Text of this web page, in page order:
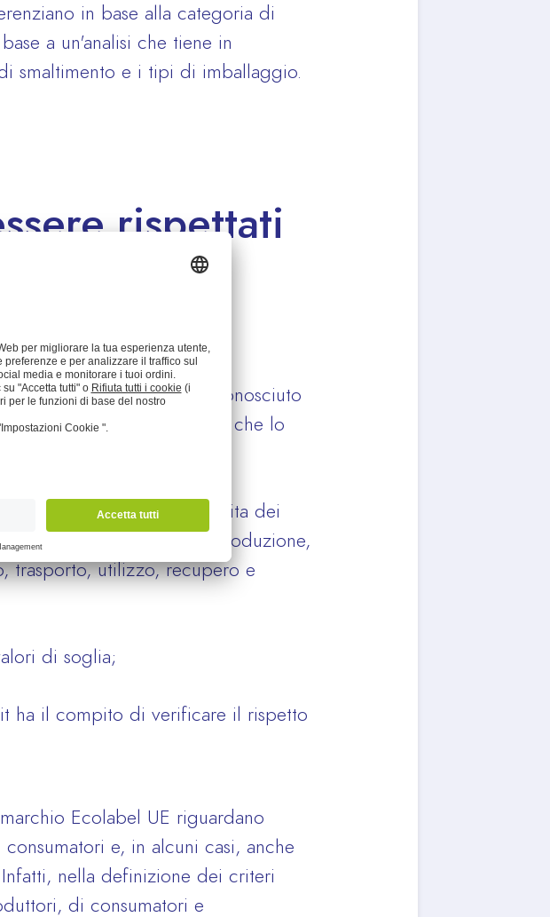
in base alla categoria di
a un'analisi che tiene in
smaltimento e i tipi di imballaggio.
rispettati
I quindi per essere riconosciuto
Di seguito i principi che lo
relativi all’intero ciclo di vita dei
prime, alla fase di produzione,
trasporto, utilizzo, recupero e
di soglia;
ha il compito di verificare il rispetto
Ecolabel UE riguardano
e, in alcuni casi, anche
nella definizione dei criteri
di consumatori e